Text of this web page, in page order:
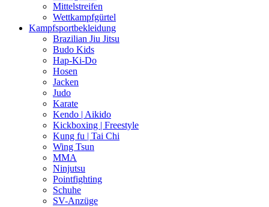
Mittelstreifen
Wettkampfgürtel
Kampfsportbekleidung
Brazilian Jiu Jitsu
Budo Kids
Hap-Ki-Do
Hosen
Jacken
Judo
Karate
Kendo | Aikido
Kickboxing | Freestyle
Kung fu | Tai Chi
Wing Tsun
MMA
Ninjutsu
Pointfighting
Schuhe
SV-Anzüge